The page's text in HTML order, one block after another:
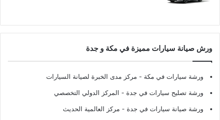
ورش صيانة سيارات مميزة في مكة و جدة
ورشة سيارات في مكة - مركز مدى الخبرة لصيانة السيارات
ورشة تصليح سيارات في جدة - المركز الدولي التخصصي
ورشة صيانة سيارات في جدة - مركز العالمية الحديث